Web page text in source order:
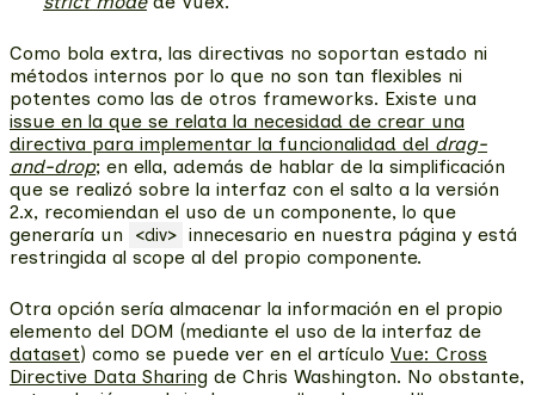
Como bola extra, las directivas no soportan estado ni
métodos internos por lo que no son tan flexibles ni
potentes como las de otros frameworks. Existe una
issue en la que se relata la necesidad de crear una
directiva para implementar la funcionalidad del drag-
and-drop; en ella, además de hablar de la simplificación
que se realizó sobre la interfaz con el salto a la versión
2.x, recomiendan el uso de un componente, lo que
generaría un
<div> innecesario en nuestra página y está
restringida al scope al del propio componente.
Otra opción sería almacenar la información en el propio
elemento del DOM (mediante el uso de la interfaz de
dataset) como se puede ver en el artículo Vue: Cross
Directive Data Sharing de Chris Washington. No obstante,